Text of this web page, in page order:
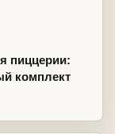
пиццерии:
комплект